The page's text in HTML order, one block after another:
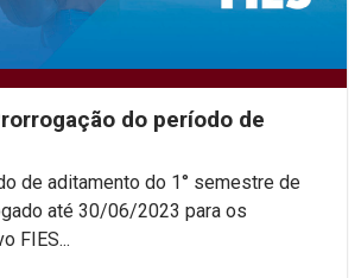
do período de
até 30/06/2023 para os
FIES...